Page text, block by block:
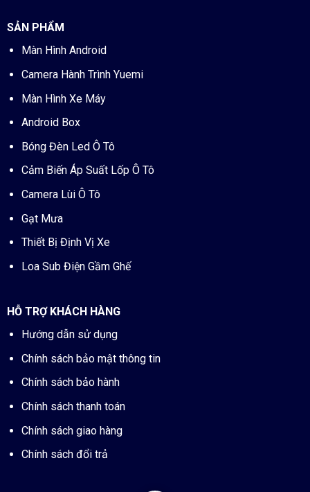
SẢN PHẨM
Màn Hình Android
Camera Hành Trình Yuemi
Màn Hình Xe Máy
Android Box
Bóng Đèn Led Ô Tô
Cảm Biến Áp Suất Lốp Ô Tô
Camera Lùi Ô Tô
Gạt Mưa
Thiết Bị Định Vị Xe
Loa Sub Điện Gầm Ghế
HỖ TRỢ KHÁCH HÀNG
Hướng dẫn sử dụng
Chính sách bảo mật thông tin
Chính sách bảo hành
Chính sách thanh toán
Chính sách giao hàng
Chính sách đổi trả